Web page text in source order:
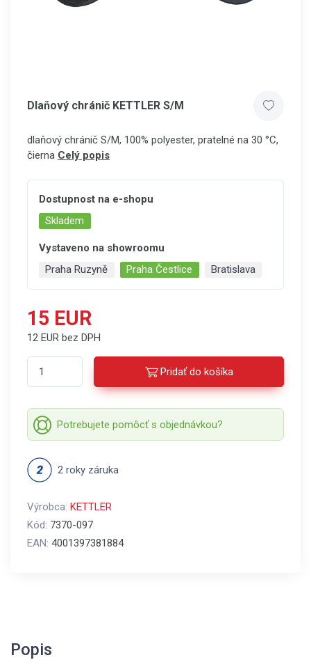
Dlaňový chránič KETTLER S/M
dlaňový chránič S/M, 100% polyester, pratelné na 30 °C,
čierna Celý popis
Dostupnost na e-shopu
Skladem
Vystaveno na showroomu
Praha Ruzyně
Praha Čestlice Bratislava
15 EUR
12 EUR bez DPH
Pridať do košíka
Potrebujete pomôcť s objednávkou?
2 roky záruka
Výrobca: KETTLER
Kód: 7370-097
EAN: 4001397381884
Popis